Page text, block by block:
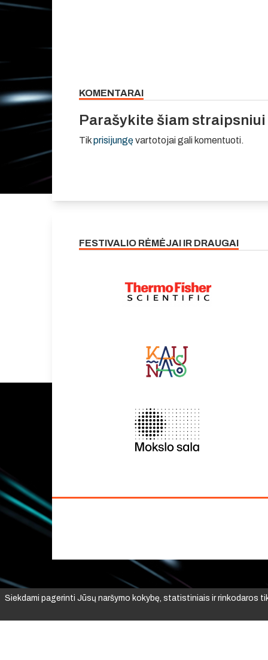
KOMENTARAI
Parašykite šiam
Tikprisijungęvartotojai gali komentuoti.
FESTIVALIO RĖMĖJAI IR DRAUGAI
Siekdami pagerinti Jūsų naršymo kokybę, statistiniais ir rinkodaros